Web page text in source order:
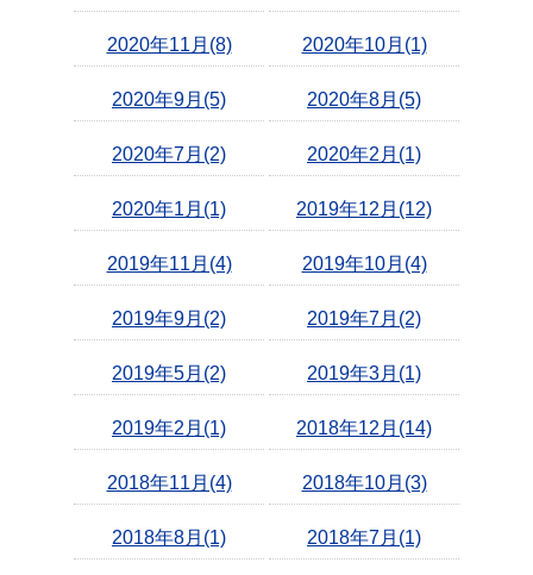
2020年11月(8) 2020年10月(1)
2020年9月(5) 2020年8月(5)
2020年7月(2) 2020年2月(1)
2020年1月(1) 2019年12月(12)
2019年11月(4) 2019年10月(4)
2019年9月(2) 2019年7月(2)
2019年5月(2) 2019年3月(1)
2019年2月(1) 2018年12月(14)
2018年11月(4) 2018年10月(3)
2018年8月(1) 2018年7月(1)